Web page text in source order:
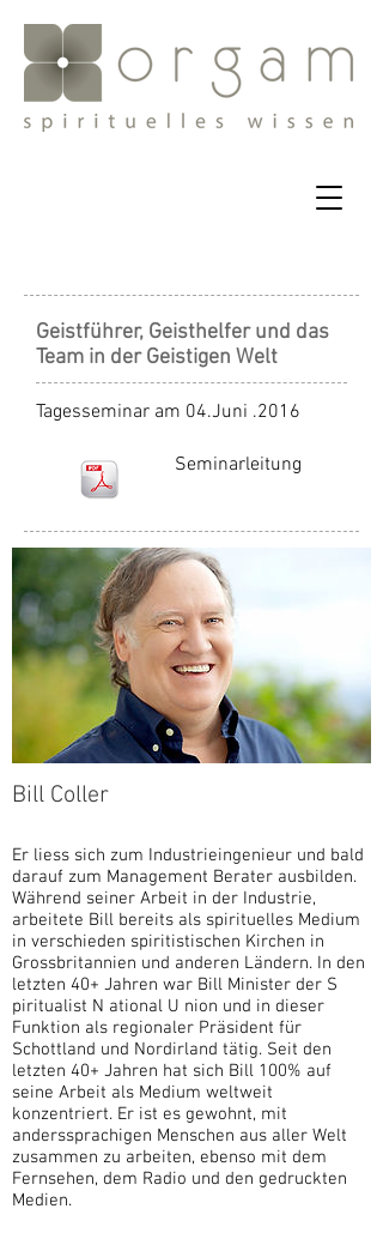
Geistführer, Geisthelfer und das
Team in der Geistigen Welt
Tagesseminar am 04.Juni .2016
Seminarleitung
Bill Coller
Er liess sich zum Industrieingenieur und bald
darauf zum Management Berater ausbilden.
Während seiner Arbeit in der Industrie,
arbeitete Bill bereits als spirituelles Medium
in verschieden spiritistischen Kirchen in
Grossbritannien und anderen Ländern. In den
letzten 40+ Jahren war Bill Minister der S
piritualist N ational U nion und in dieser
Funktion als regionaler Präsident für
Schottland und Nordirland tätig. Seit den
letzten 40+ Jahren hat sich Bill 100% auf
seine Arbeit als Medium weltweit
konzentriert. Er ist es gewohnt, mit
anderssprachigen Menschen aus aller Welt
zusammen zu arbeiten, ebenso mit dem
Fernsehen, dem Radio und den gedruckten
Medien.